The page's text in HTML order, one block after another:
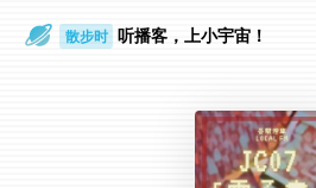
散步时 听播客，上小宇宙！